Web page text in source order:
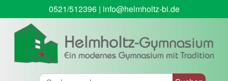
0521/512396| info@helmholtz-bi.de